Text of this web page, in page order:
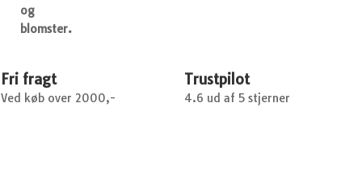
og
blomster.
Fri fragt
Ved køb over 2000,-
Trustpilot
4.6 ud af 5 stjerner